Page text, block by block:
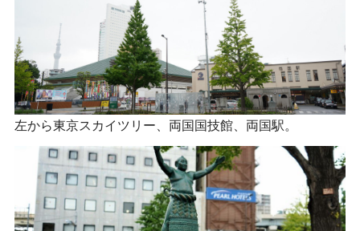
左から東京スカイツリー、両国国技館、両国駅。